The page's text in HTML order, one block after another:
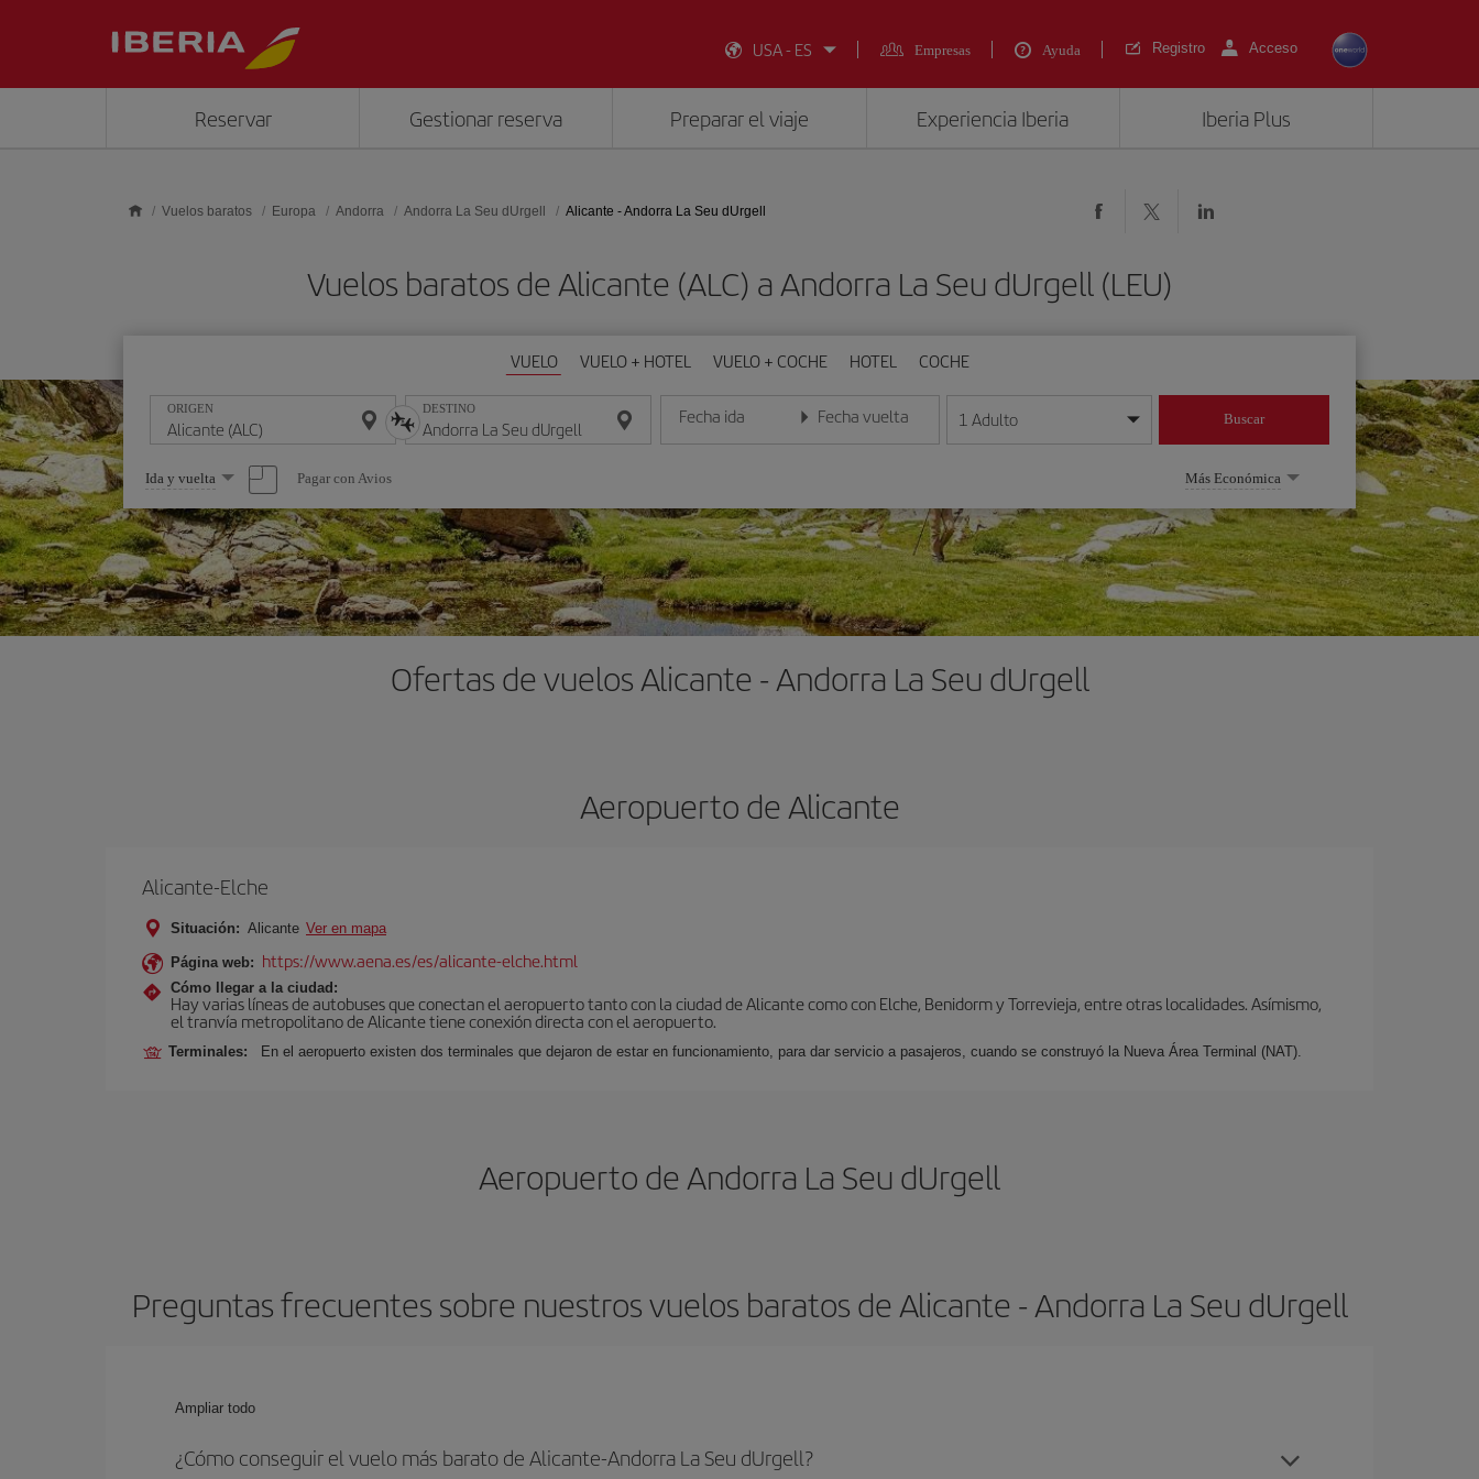
USA - ES
Empresas Ayuda Registro Acceso
Reservar Gestionar reserva Preparar el viaje Experiencia Iberia Iberia Plus
Vuelos baratos Europa Andorra Andorra La Seu dUrgell Alicante - Andorra La Seu dUrgell
Vuelos baratos de Alicante (ALC) a Andorra La Seu dUrgell (LEU)
VUELO VUELO + HOTEL VUELO + COCHE HOTEL COCHE
ORIGEN DESTINO Fecha ida
Introduce la fecha en formato día/mes/año
Fecha vuelta
Introduce la fecha en formato día/mes/año
1 Adulto Buscar
Seleccione
una
opción
Ida y vuelta Pagar con Avios Más Económica
Ofertas de vuelos Alicante - Andorra La Seu dUrgell
Aeropuerto de Alicante
Alicante-Elche
Situación: Alicante Ver en mapa
Página web: https://www.aena.es/es/alicante-elche.html
Cómo llegar a la ciudad:
Hay varias líneas de autobuses que conectan el aeropuerto tanto con la ciudad de Alicante como con Elche, Benidorm y Torrevieja, entre otras localidades. Asímismo,
el tranvía metropolitano de Alicante tiene conexión directa con el aeropuerto.
Terminales: En el aeropuerto existen dos terminales que dejaron de estar en funcionamiento, para dar servicio a pasajeros, cuando se construyó la Nueva Área Terminal (NAT).
Aeropuerto de Andorra La Seu dUrgell
Preguntas frecuentes sobre nuestros vuelos baratos de Alicante - Andorra La Seu dUrgell
Ampliar todo
¿Cómo conseguir el vuelo más barato de Alicante-Andorra La Seu dUrgell?